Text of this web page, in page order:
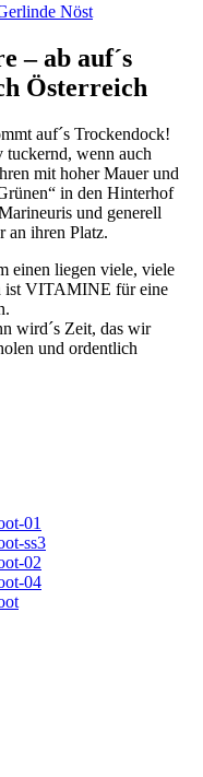
Nöst
– ab auf´s
Österreich
auf´s Trockendock!
tuckernd, wenn auch
mit hoher Mauer und
in den Hinterhof
und generell
an ihren Platz.
einen liegen viele, viele
ist VITAMINE für eine
wird´s Zeit, das wir
und ordentlich